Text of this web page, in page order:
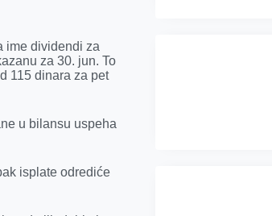
ime dividendi za
za 30. jun. To
115 dinara za pet
u bilansu uspeha
isplate odrediće